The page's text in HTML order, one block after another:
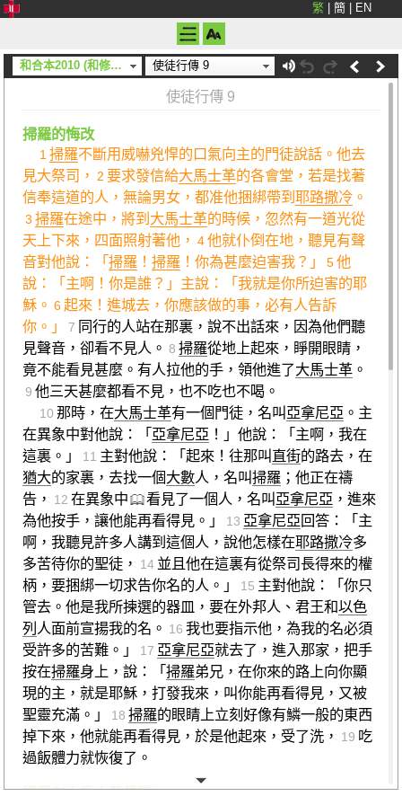
繁 簡 EN
和合本2010 (和修) (上帝) 使徒行傳 9
使徒行傳 9
掃羅的悔改
1 掃羅不斷用威嚇兇悍的口氣向主的門徒說話。他去
見大祭司， 2 要求發信給大馬士革的各會堂，若是找著
信奉這道的人，無論男女，都准他捆綁帶到耶路撒冷 。
3 掃羅在途中，將到 大馬士革的時候，忽然有一道光從
天上下來，四面照射著他， 4他就仆倒在地，聽見有聲
音對他說：「掃羅 ！掃羅 ！你為甚麼迫害我？」 5他
說：「主啊！你是誰？」主說：「我就是你所迫害的耶
穌。 6起來！進城去，你應該做的事，必有人告訴
你。」
7 同行的人站在那裏，說不出話來，因為他們聽
見聲音，卻看不見人。 8 掃羅從地上起來，睜開眼睛，
竟不能看見甚麼。有人拉他的手，領他進了大馬士革 。
9 他三天甚麼都看不見，也不吃也不喝。
10 那時，在大馬士革有一個門徒，名叫亞拿尼亞 。主
在異象中對他說：「亞拿尼亞 ！」他說：「主啊，我在
這裏。」
11 主對他說：「起來！往那叫直街的路去，在
猶大的家裏，去找一個大數人，名叫掃羅 ；他正在禱
告，
12 在異象中 看見了一個人，名叫亞拿尼亞 ，進來
為他按手，讓他能再看得見。」
13 亞拿尼亞回答：「主
啊，我聽見許多人講到這個人，說他怎樣在耶路撒冷多
多苦待你的聖徒，
14 並且他在這裏有從祭司長得來的權
柄，要捆綁一切求告你名的人。」
15 主對他說：「你只
管去。他是我所揀選的器皿，要在外邦人、君王和以色
列 人面前宣揚我的名。 16 我也要指示他，為我的名必須
受許多的苦難。」
17 亞拿尼亞就去了，進入那家，把手
按在掃羅身上，說：「掃羅弟兄，在你來的路上向你顯
現的主，就是耶穌，打發我來，叫你能再看得見，又被
聖靈充滿。」
18 掃羅的眼睛上立刻好像有鱗一般的東西
掉下來，他就能再看得見，於是他起來，受了洗，
19 吃
過飯體力就恢復了。
掃羅在大馬士革傳道